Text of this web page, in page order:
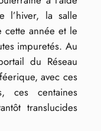
l’hiver, la salle
cette année et le
impuretés. Au
du Réseau
avec ces
ces centaines
translucides